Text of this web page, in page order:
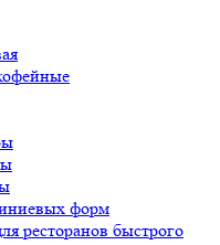
форм
ресторанов быстрого